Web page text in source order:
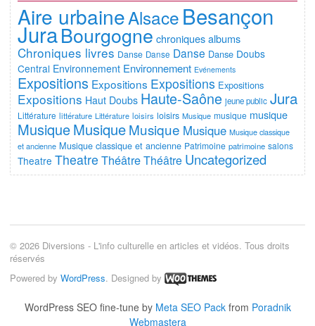
Aire urbaineAlsace Besançon
JuraBourgogne chroniques albums
Chroniques livres Danse Danse Danse Danse Doubs
Central Environnement Environnement Evénements
Expositions Expositions Expositions Expositions
Expositions Haut Doubs Haute-Saône jeune public Jura
Littérature littérature Littérature loisirs loisirs Musique musique musique
MusiqueMusiqueMusique Musique Musique classique
et ancienne Musique classique et ancienne Patrimoine patrimoine salons
Theatre Theatre ThéâtreThéâtre Uncategorized
© 2026 Diversions - L'info culturelle en articles et vidéos. Tous droits
réservés
Powered by WordPress. Designed by
WordPress SEO fine-tune by Meta SEO Packfrom Poradnik
Webmastera